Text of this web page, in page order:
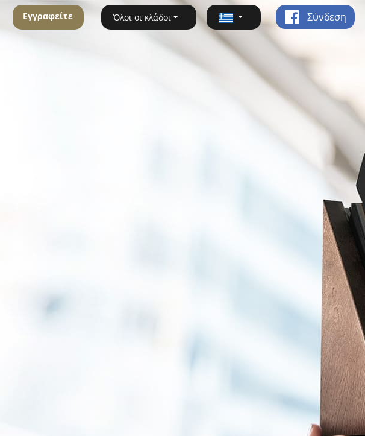
Εγγραφείτε Όλοι οι κλάδοι Σύνδεση